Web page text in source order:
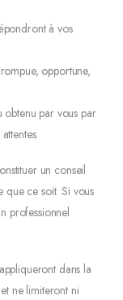
à vos
opportune,
par vous par
un conseil
ce soit. Si vous
professionnel
dans la
ne limiteront ni